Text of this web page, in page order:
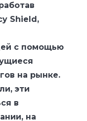
Shield,
с помощью
на рынке.
эти
в
на